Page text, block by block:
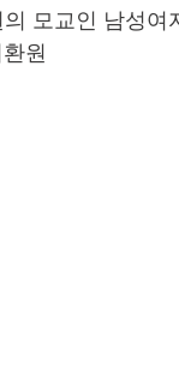
모교인 남성
원